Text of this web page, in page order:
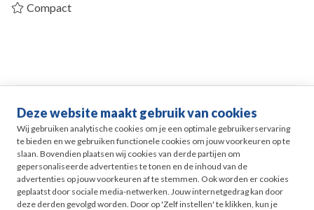
Deze website maakt gebruik van cookies
Wij gebruiken analytische cookies om je een optimale gebruikerservaring
te bieden en we gebruiken functionele cookies om jouw voorkeuren op te
slaan. Bovendien plaatsen wij cookies van derde partijen om
gepersonaliseerde advertenties te tonen en de inhoud van de
advertenties op jouw voorkeuren af te stemmen. Ook worden er cookies
geplaatst door sociale media-netwerken. Jouw internetgedrag kan door
deze derden gevolgd worden. Door op 'Zelf instellen' te klikken, kun je
Compact
Life events
Pensioen in Zicht
HR